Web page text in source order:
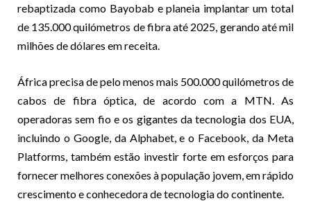
rebaptizada como Bayobab e planeia implantar um total
de 135.000 quilómetros de fibra até 2025, gerando até mil
milhões de dólares em receita.
África precisa de pelo menos mais 500.000 quilómetros de
cabos de fibra óptica, de acordo com a MTN. As
operadoras sem fio e os gigantes da tecnologia dos EUA,
incluindo o Google, da Alphabet, e o Facebook, da Meta
Platforms, também estão investir forte em esforços para
fornecer melhores conexões à população jovem, em rápido
crescimento e conhecedora de tecnologia do continente.